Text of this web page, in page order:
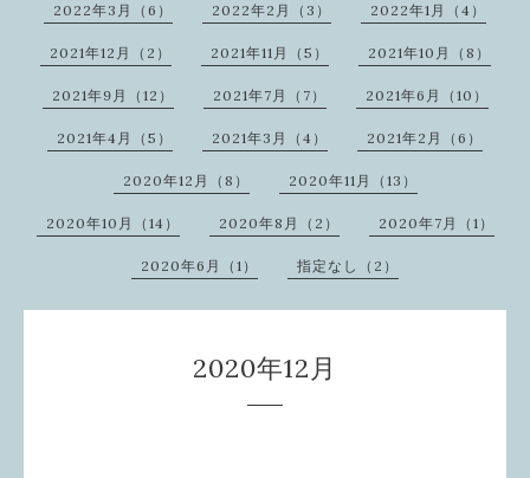
2022年3月（6） 2022年2月（3） 2022年1月（4）
2021年12月（2） 2021年11月（5） 2021年10月（8）
2021年9月（12） 2021年7月（7） 2021年6月（10）
2021年4月（5） 2021年3月（4） 2021年2月（6）
2020年12月（8） 2020年11月（13）
2020年10月（14） 2020年8月（2） 2020年7月（1）
2020年6月（1） 指定なし（2）
2020年12月